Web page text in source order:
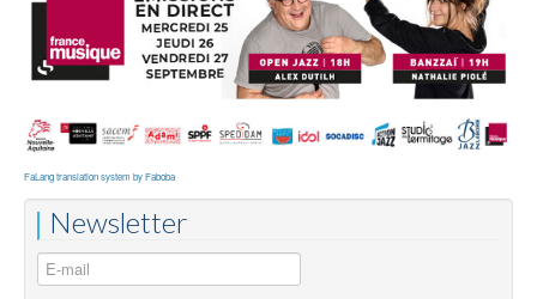
FaLang translation system by Faboba
Newsletter